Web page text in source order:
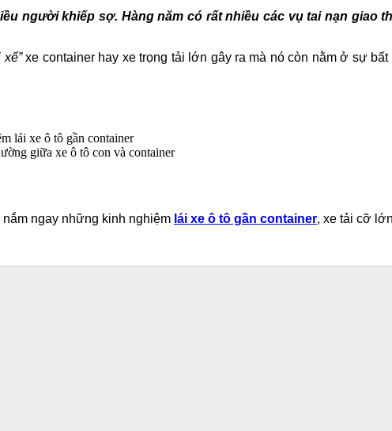
người khiếp sợ. Hàng năm có rất nhiều các vụ tai nạn giao
xế”xe container hay xe trọng tải lớn gây ra mà nó còn nằm ở sự bất
giữa xe ô tô con và container
ngay những kinh nghiệm lái xe ô tô gần container, xe tải cỡ